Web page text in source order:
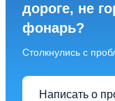
дороге, не
фонарь?
Столкнулись с
Написать о